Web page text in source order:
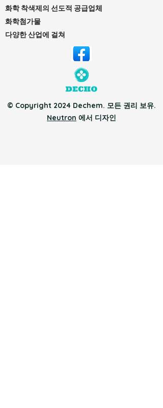
화학 착색제의 선도적 공급업체
화학첨가물
다양한 산업에 걸쳐
© Copyright 2024 Dechem. 모든 권리 보유.
Neutron 에서 디자인